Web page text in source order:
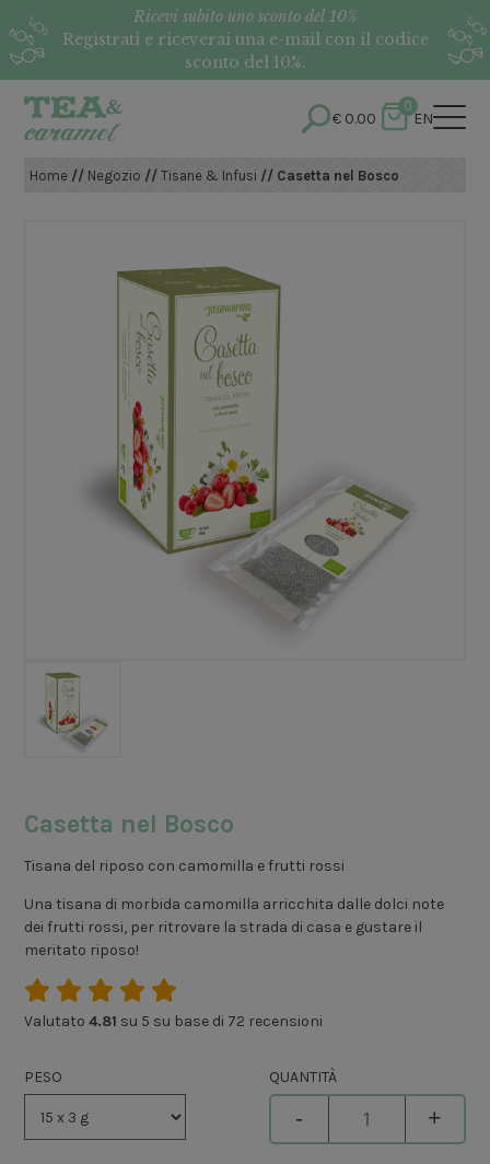
Ricevi subito uno sconto del 10%
Registrati e riceverai una e-mail con il codice
sconto del 10%.
€0.00
0
EN
Home // Negozio //Tisane & Infusi // Casetta nel Bosco
Casetta nel Bosco
Tisana del riposo con camomilla e frutti rossi
Una tisana di morbida camomilla arricchita dalle dolci note
dei frutti rossi, per ritrovare la strada di casa e gustare il
meritato riposo!
Valutato4.81 su 5 su base di 72 recensioni
PESO QUANTITÀ
- +